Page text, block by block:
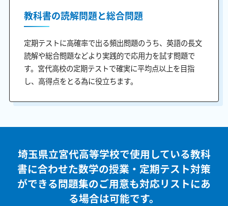
教科書の読解問題と総合問題
定期テストに高確率で出る頻出問題のうち、英語の長文
読解や総合問題などより実践的で応用力を試す問題で
す。宮代高校の定期テストで確実に平均点以上を目指
し、高得点をとる為に役立ちます。
埼玉県立宮代高等学校で使用している教科
書に合わせた数学の授業・定期テスト対策
ができる問題集のご用意も対応リストにあ
る場合は可能です。